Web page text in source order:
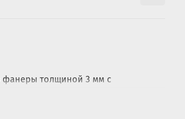
фанеры толщиной 3 мм с
трубы Ø 16 мм;